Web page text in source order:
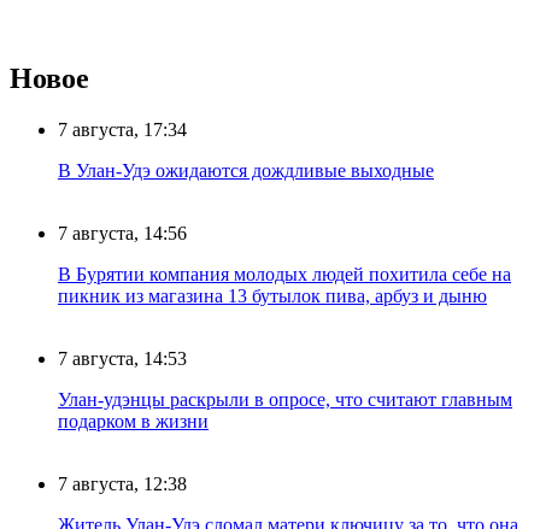
Новое
7 августа, 17:34
В Улан-Удэ ожидаются дождливые выходные
7 августа, 14:56
В Бурятии компания молодых людей похитила себе на
пикник из магазина 13 бутылок пива, арбуз и дыню
7 августа, 14:53
Улан-удэнцы раскрыли в опросе, что считают главным
подарком в жизни
7 августа, 12:38